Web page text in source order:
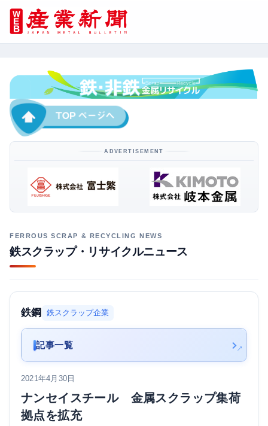
ADVERTISEMENT
鉄スクラップ・リサイクルニュース
鉄鋼 鉄スクラップ企業
記事一覧
2021年4月30日
ナンセイスチール 金属スクラップ集荷
拠点を拡充